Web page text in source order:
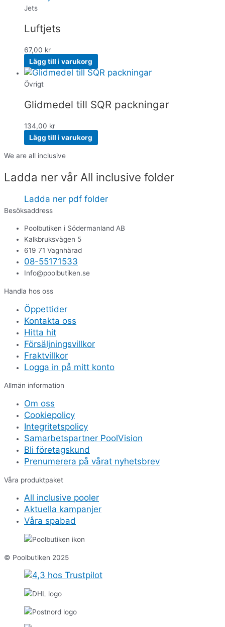
Jets
Luftjets
67,00 kr
Lägg till i varukorg
Övrigt
Glidmedel till SQR packningar
134,00 kr
Lägg till i varukorg
We are all inclusive
Ladda ner vår All inclusive folder
Ladda ner pdf folder
Besöksaddress
Poolbutiken i Södermanland AB
Kalkbruksvägen 5
619 71 Vagnhärad
08-55171533
Info@poolbutiken.se
Handla hos oss
Öppettider
Kontakta oss
Hitta hit
Försäljningsvillkor
Fraktvillkor
Logga in på mitt konto
Allmän information
Om oss
Cookiepolicy
Integritetspolicy
Samarbetspartner PoolVision
Bli företagskund
Prenumerera på vårat nyhetsbrev
Våra produktpaket
All inclusive pooler
Aktuella kampanjer
Våra spabad
© Poolbutiken 2025